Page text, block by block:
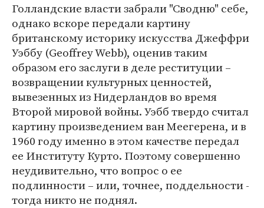
Голландские власти забрали "Сводню" себе,
однако вскоре передали картину
британскому историку искусства Джеффри
Уэббу (Geoffrey Webb), оценив таким
образом его заслуги в деле реституции –
возвращении культурных ценностей,
вывезенных из Нидерландов во время
Второй мировой войны. Уэбб твердо считал
картину произведением ван Меегерена, и в
1960 году именно в этом качестве передал
ее Институту Курто. Поэтому совершенно
неудивительно, что вопрос о ее
подлинности – или, точнее, поддельности -
тогда никто не поднял.